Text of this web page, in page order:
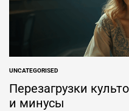
ОПУБЛИКОВАНО
В
UNCATEGORISED
Перезагрузки
и минусы